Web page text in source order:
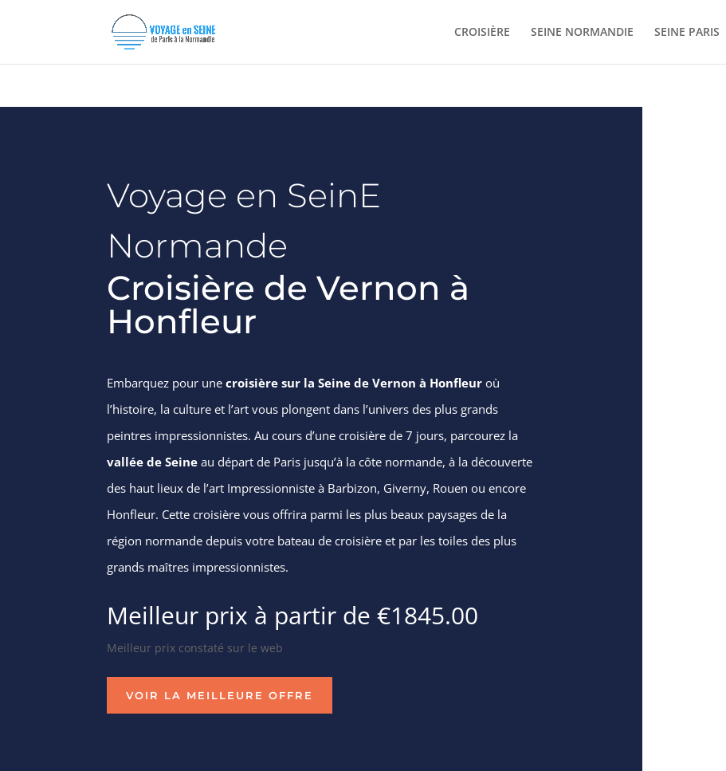
CROISIÈRE SEINE NORMANDIE SEINE PARIS
Voyage en SeinE
Normande
Croisière de Vernon à
Honfleur
Embarquez pour unecroisière sur la Seine de Vernon à Honfleur où
l’histoire, la culture et l’art vous plongent dans l’univers des plus grands
peintres impressionnistes. Au cours d’une croisière de 7 jours, parcourez la
vallée de Seine au départ de Paris jusqu’à la côte normande, à la découverte
des haut lieux de l’art Impressionniste à Barbizon, Giverny, Rouen ou encore
Honfleur. Cette croisière vous offrira parmi les plus beaux paysages de la
région normande depuis votre bateau de croisière et par les toiles des plus
grands maîtres impressionnistes.
Meilleur prix à partir de €1845.00
Meilleur prix constaté sur le web
VOIR LA MEILLEURE OFFRE